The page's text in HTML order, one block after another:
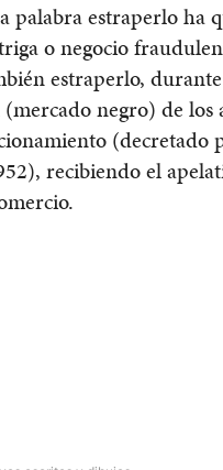
palabra estraperlo ha
o negocio
estraperlo,
negro) de
(decretado
recibiendo el